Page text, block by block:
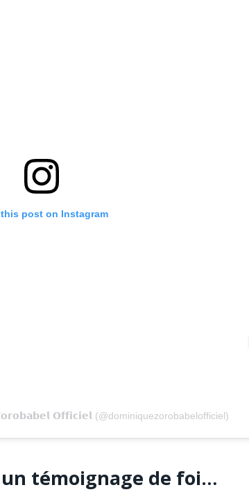
post on Instagram
𝗢𝗳𝗳𝗶𝗰𝗶𝗲𝗹 (@dominiquezorobabelofficiel)
un témoignage de foi…